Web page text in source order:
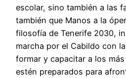
escolar, sino también a las
también que Manos a la
filosofía de Tenerife 2030,
marcha por el Cabildo con
formar y capacitar a los
estén preparados para